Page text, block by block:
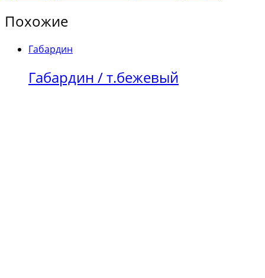
Похожие
Габардин
Габардин / т.бежевый